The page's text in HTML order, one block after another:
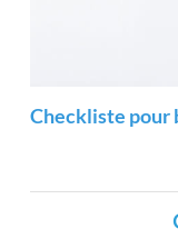
Checkliste pour